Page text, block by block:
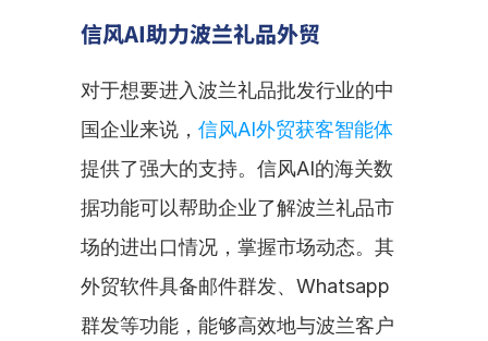
信风AI助力波兰礼品外贸
对于想要进入波兰礼品批发行业的中
国企业来说， 信风AI外贸获客智能体
提供了强大的支持。信风AI的海关数
据功能可以帮助企业了解波兰礼品市
场的进出口情况，掌握市场动态。其
外贸软件具备邮件群发、Whatsapp
群发等功能，能够高效地与波兰客户